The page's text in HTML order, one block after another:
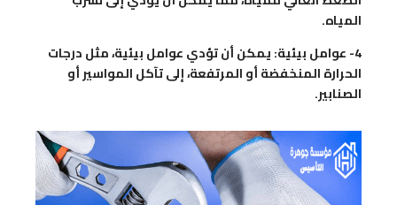
المياه.
4- عوامل بيئية: يمكن أن تؤدي عوامل بيئية، مثل درجات
الحرارة المنخفضة أو المرتفعة، إلى تآكل المواسير أو
الصنابير.